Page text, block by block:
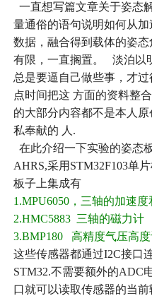
一直想写篇文章关于姿态
量通俗的语句说明如何从
数据，融合得到载体的姿
有限，一直搁置。
淡泊以
总是要逼自己做些事，才
点时间把这 方面的资料整
的大部分内容都不是本人原
私奉献的 人 .
在此介绍一下实验的姿态
AHRS,采用 STM32F103单
板子上集成有
1.MPU6050 ，三轴的加速
2.HMC5883 三轴的磁力计
3.BMP180高精度气压高
这些传感器都通过I2C接口
STM32.不需要额外的ADC
口就可以读取传感器的当前